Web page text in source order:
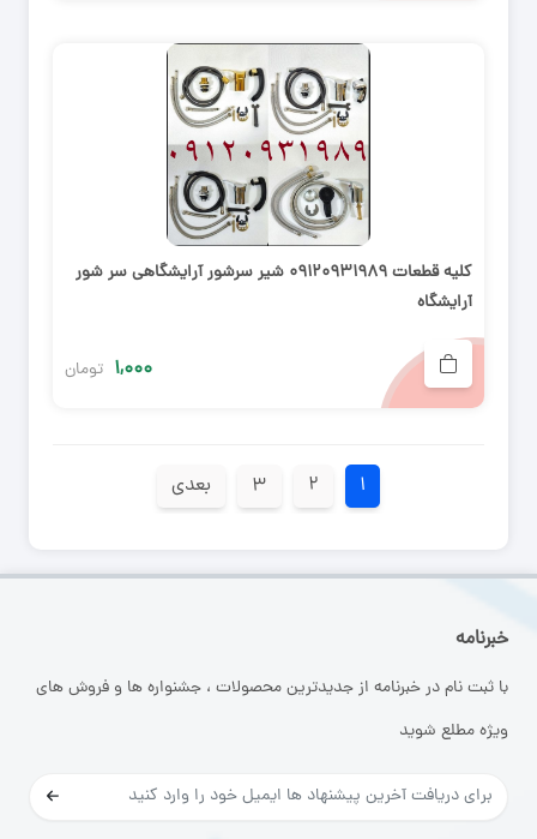
کلیه قطعات ۰۹۱۲۰۹۳۱۹۸۹ شیر سرشور آرایشگاهی سر شور
آرایشگاه
۱,۰۰۰ تومان
۱ ۲ ۳ بعدی
خبرنامه
با ثبت نام در خبرنامه از جدیدترین محصولات ، جشنواره ها و فروش های
ویژه مطلع شوید